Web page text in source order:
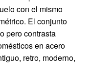
con el mismo
El conjunto
pero contrasta
en acero
retro, moderno,